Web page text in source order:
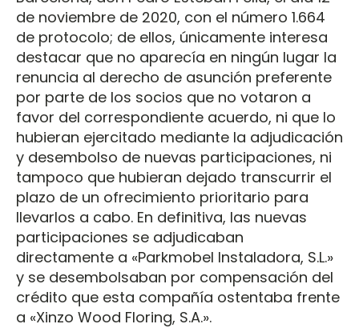
de noviembre de 2020, con el número 1.664
de protocolo; de ellos, únicamente interesa
destacar que no aparecía en ningún lugar la
renuncia al derecho de asunción preferente
por parte de los socios que no votaron a
favor del correspondiente acuerdo, ni que lo
hubieran ejercitado mediante la adjudicación
y desembolso de nuevas participaciones, ni
tampoco que hubieran dejado transcurrir el
plazo de un ofrecimiento prioritario para
llevarlos a cabo. En definitiva, las nuevas
participaciones se adjudicaban
directamente a «Parkmobel Instaladora, S.L.»
y se desembolsaban por compensación del
crédito que esta compañía ostentaba frente
a «Xinzo Wood Floring, S.A.».